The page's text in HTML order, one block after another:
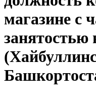
магазине с
занятостью